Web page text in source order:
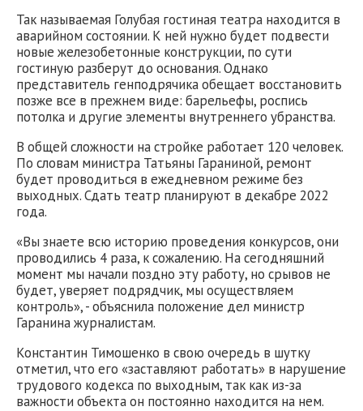
Так называемая Голубая гостиная театра находится в
аварийном состоянии. К ней нужно будет подвести
новые железобетонные конструкции, по сути
гостиную разберут до основания. Однако
представитель генподрячика обещает восстановить
позже все в прежнем виде: барельефы, роспись
потолка и другие элементы внутреннего убранства.
В общей сложности на стройке работает 120 человек.
По словам министра Татьяны Гараниной, ремонт
будет проводиться в ежедневном режиме без
выходных. Сдать театр планируют в декабре 2022
года.
«Вы знаете всю историю проведения конкурсов, они
проводились 4 раза, к сожалению. На сегодняшний
момент мы начали поздно эту работу, но срывов не
будет, уверяет подрядчик, мы осуществляем
контроль», - объяснила положение дел министр
Гаранина журналистам.
Константин Тимошенко в свою очередь в шутку
отметил, что его «заставляют работать» в нарушение
трудового кодекса по выходным, так как из-за
важности объекта он постоянно находится на нем.